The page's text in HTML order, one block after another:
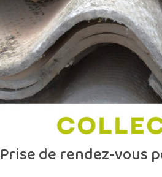
Prise de rendez-vous